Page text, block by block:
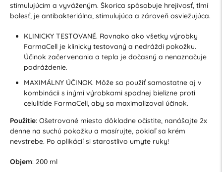
stimulujúcim a vyváženým. Škorica spôsobuje hrejivosť, tlmí
bolesť, je antibakteriálna, stimulujúca a zároveň osviežujúca.
KLINICKY TESTOVANÉ. Rovnako ako všetky výrobky
FarmaCell je klinicky testovaný a nedráždi pokožku.
Účinok začervenania a tepla je dočasný a nenaznačuje
podráždenie.
MAXIMÁLNY ÚČINOK. Môže sa použiť samostatne aj v
kombinácii s inými výrobkami spodnej bielizne proti
celulitíde FarmaCell, aby sa maximalizoval účinok.
Použitie: Ošetrované miesto dôkladne očistite, nanášajte 2x
denne na suchú pokožku a masírujte, pokiaľ sa krém
nevstrebe. Po aplikácií si starostlivo umyte ruky!
Objem: 200 ml